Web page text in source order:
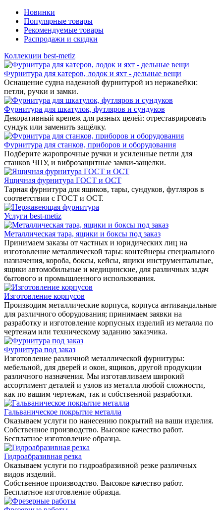
Новинки
Популярные товары
Рекомендуемые товары
Распродажи и скидки
Коллекции best-metiz
Фурнитура для катеров, лодок и яхт - дельные вещи
Оснащение судна надежной фурнитурой из нержавейки:
петли, ручки и замки.
Фурнитура для шкатулок, футляров и сундуков
Декоративный крепеж для разных целей: отреставрировать
сундук или заменить защёлку.
Фурнитура для станков, приборов и оборудования
Подберите жаропрочные ручки и усиленные петли для
станков ЧПУ, и виброзащитные замки-защелки.
Ящичная фурнитура ГОСТ и ОСТ
Тарная фурнитура для ящиков, тары, сундуков, футляров в
соответствии с ГОСТ и ОСТ.
Услуги best-metiz
Металлическая тара, ящики и боксы под заказ
Принимаем заказы от частных и юридических лиц на
изготовление металлической тары: контейнеры специального
назначения, короба, боксы, кейсы, ящики инструментальные,
ящики автомобильные и медицинские, для различных задач
бытового и промышленного использования.
Изготовление корпусов
Производим металлические корпуса, корпуса антивандальные
для различного оборудования; принимаем заявки на
разработку и изготовление корпусных изделий из металла по
чертежам или техническому заданию заказчика.
Фурнитура под заказ
Изготовление различной металлической фурнитуры:
мебельной, для дверей и окон, ящиков, другой продукции
различного назначения. Мы изготавливаем широкий
ассортимент деталей и узлов из металла любой сложности,
как по вашим чертежам, так и собственной разработки.
Гальваническое покрытие металла
Оказываем услуги по нанесению покрытий на ваши изделия.
Собственное производство. Высокое качество работ.
Бесплатное изготовление образца.
Гидроабразивная резка
Оказываем услуги по гидроабразивной резке различных
видов изделий.
Собственное производство. Высокое качество работ.
Бесплатное изготовление образца.